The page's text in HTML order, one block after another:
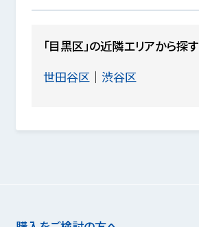
「目黒区」の近隣エリアから探す
世田谷区
渋谷区